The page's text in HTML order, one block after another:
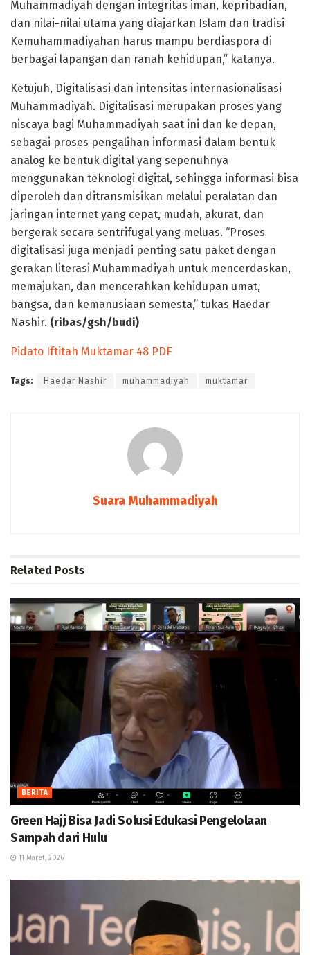
Muhammadiyah dengan integritas iman, kepribadian,
dan nilai-nilai utama yang diajarkan Islam dan tradisi
Kemuhammadiyahan harus mampu berdiaspora di
berbagai lapangan dan ranah kehidupan,” katanya.
Ketujuh, Digitalisasi dan intensitas internasionalisasi
Muhammadiyah. Digitalisasi merupakan proses yang
niscaya bagi Muhammadiyah saat ini dan ke depan,
sebagai proses pengalihan informasi dalam bentuk
analog ke bentuk digital yang sepenuhnya
menggunakan teknologi digital, sehingga informasi bisa
diperoleh dan ditransmisikan melalui peralatan dan
jaringan internet yang cepat, mudah, akurat, dan
bergerak secara sentrifugal yang meluas. “Proses
digitalisasi juga menjadi penting satu paket dengan
gerakan literasi Muhammadiyah untuk mencerdaskan,
memajukan, dan mencerahkan kehidupan umat,
bangsa, dan kemanusiaan semesta,” tukas Haedar
Nashir. (ribas/gsh/budi)
Pidato Iftitah Muktamar 48 PDF
Tags: Haedar Nashir muhammadiyah muktamar
Suara Muhammadiyah
Related Posts
BERITA
Green Hajj Bisa Jadi Solusi Edukasi Pengelolaan
Sampah dari Hulu
11 Maret, 2026